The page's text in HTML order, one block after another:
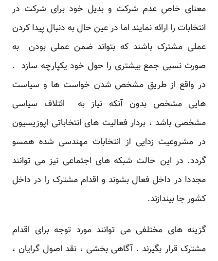
معنای خاص عدم شرکت و بدیل خود برای شرکت در
انتخابات را ارائه نمایند اما در عین حال به دنبال پیدا کردن
عملی مشترک باشند که بتواند ضمن عملی بودن به
صورت نسبی جمع بیشتری را حول خود یکپارچه سازد .
در واقع از طریق مشخص شدن خواست ها و سیاست
هایی مشخص بدون آنکه نیاز به ائتلاف سیاسی
مشخصی باشد ، بردار فعالیت های انتخاباتی اپوزیسیون
در مشروعیت زدایی از انتخابات مهندسی شده همسو
گردد. در این حالت شبکه های اجتماعی نیز می توانند
مجددا در داخل فعال بشوند و اقدام مشترک را در داخل
کشور جا بیندازند.
گزینه های مختلفی می توانند مورد توجه برای اقدام
مشترک قرار بگیرند . آگاهی بخشی ، نقد اصول گرایان ،